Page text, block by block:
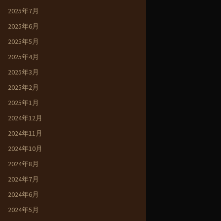
2025年7月
2025年6月
2025年5月
2025年4月
2025年3月
2025年2月
2025年1月
2024年12月
2024年11月
2024年10月
2024年8月
2024年7月
2024年6月
2024年5月